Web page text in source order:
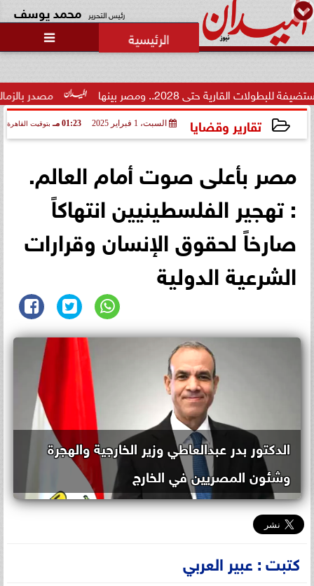
رئيس التحرير محمد يوسف

مصدر بالزمالك: 2028.. ومصر بينها
تقارير وقضايا السبت، 1 فبراير 2025 01:23 مـ بتوقيت القاهرة
مصر بأعلى صوت أمام العالم.
: تهجير الفلسطينيين انتهاكاً
صارخاً لحقوق الإنسان وقرارات
الشرعية الدولية
الدكتور بدر عبدالعاطي وزير الخارجية والهجرة
وشئون المصريين في الخارج
كتبت : عبير العربي